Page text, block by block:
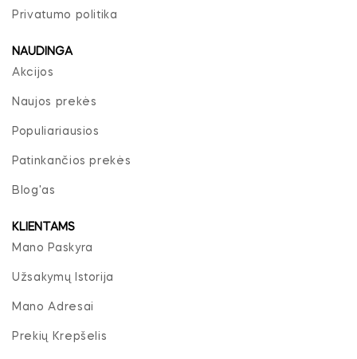
Privatumo politika
NAUDINGA
Akcijos
Naujos prekės
Populiariausios
Patinkančios prekės
Blog'as
KLIENTAMS
Mano Paskyra
Užsakymų Istorija
Mano Adresai
Prekių Krepšelis